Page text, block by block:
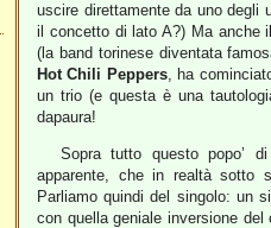
uscire direttamente da uno degli
il concetto di lato A?) Ma anche
(la band torinese diventata
Hot Chili Peppers, ha
un trio (e questa è una
dapaura!
Sopra tutto questo popo’
apparente, che in realtà sotto
Parliamo quindi del singolo: un
con quella geniale inversione